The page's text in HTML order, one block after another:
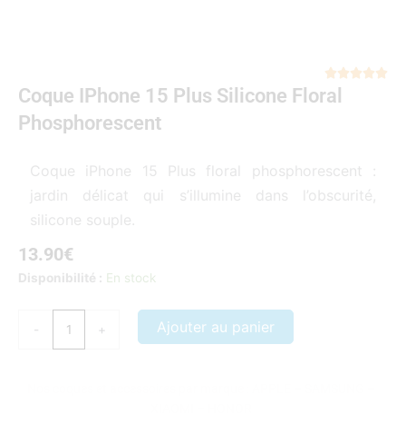

Coque IPhone 15 Plus Silicone Floral
Phosphorescent
Coque iPhone 15 Plus floral phosphorescent :
jardin délicat qui s’illumine dans l’obscurité,
silicone souple.
13.90€
Disponibilité : En stock
-
quantité
+ Ajouter au panier